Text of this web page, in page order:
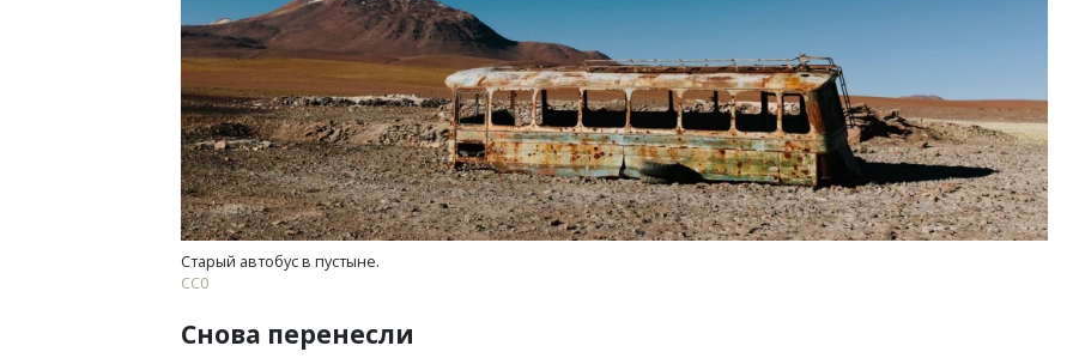
Старый автобус в пустыне.
СС0
Снова перенесли
стандартом благоустройства
СТРОИТЕЛЬСТВО